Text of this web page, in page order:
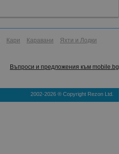
Кари Каравани
Яхти и Лодки
Въпроси и предложения към mobile.bg
2002-2026 ® Copyright Rezon Ltd.